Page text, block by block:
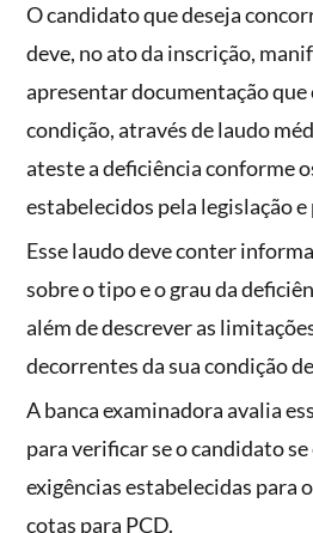
O candidato que deseja
deve, no ato da inscrição,
apresentar documentação que
condição, através de laudo
ateste a deficiência conforme
estabelecidos pela legislação
Esse laudo deve conter
sobre o tipo e o grau da
além de descrever as
decorrentes da sua condição
A banca examinadora avalia
para verificar se o candidato
exigências estabelecidas para
cotas para PCD.